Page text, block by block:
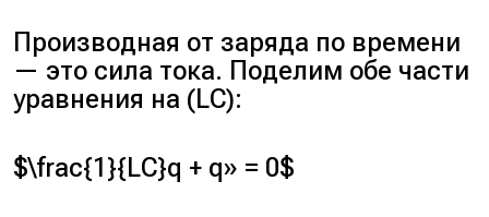
Производная от заряда по времени
— это сила тока. Поделим обе части
уравнения на (LC):
$\frac{1}{LC}q + q» = 0$